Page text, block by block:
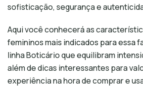
sofisticação, segurança e
Aqui você conhecerá as
femininos mais indicados para essa
linha Boticário que equilibram
além de dicas interessantes para
experiência na hora de comprar e